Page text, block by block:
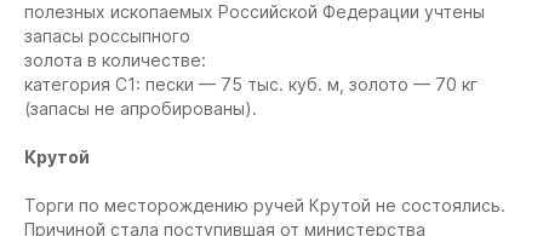
полезных ископаемых Российской Федерации учтены
запасы россыпного
золота в количестве:
категория С1: пески — 75 тыс. куб. м, золото — 70 кг
(запасы не апробированы).
Крутой
Торги по месторождению ручей Крутой не состоялись.
Причиной стала поступившая от министерства